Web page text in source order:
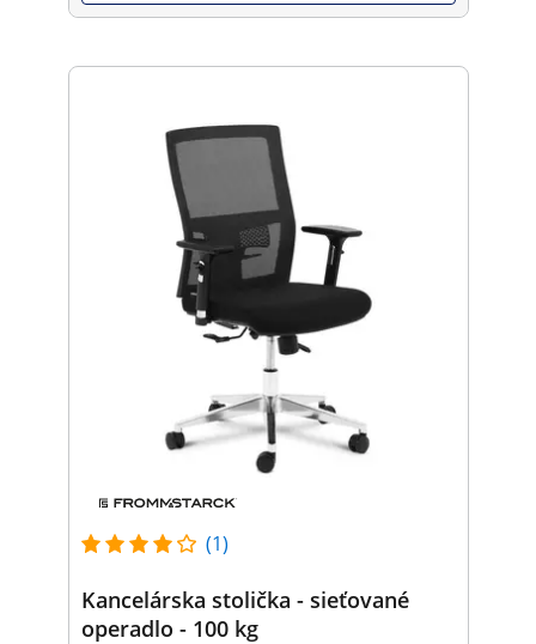
(1)
Kancelárska stolička - sieťované
operadlo - 100 kg